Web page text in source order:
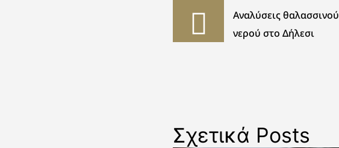
Αναλύσεις θαλασσινού
νερού στο Δήλεσι
Σχετικά Posts